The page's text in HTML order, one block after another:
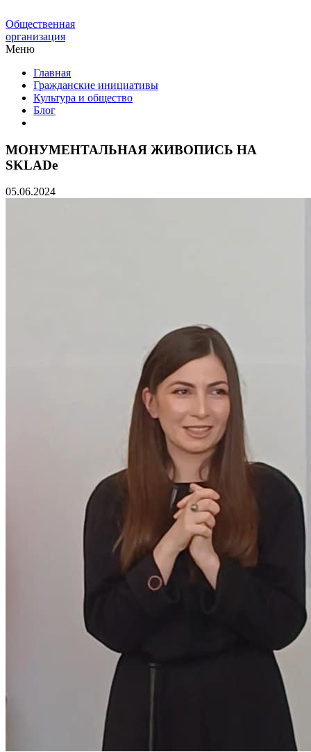
Общественная
организация
Меню
Главная
Гражданские инициативы
Культура и общество
Блог
МОНУМЕНТАЛЬНАЯ ЖИВОПИСЬ НА
SKLADе
05.06.2024